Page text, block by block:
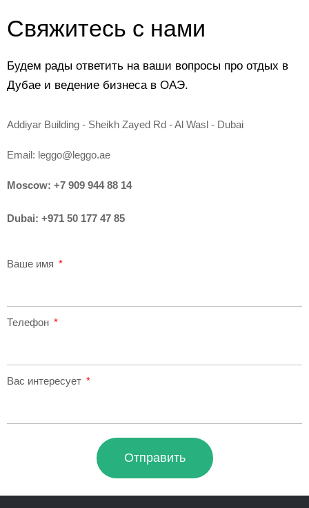
Свяжитесь с нами
Будем рады ответить на ваши вопросы про отдых в
Дубае и ведение бизнеса в ОАЭ.
Addiyar Building - Sheikh Zayed Rd - Al Wasl - Dubai
Email: leggo@leggo.ae
Moscow: +7 909 944 88 14
Dubai: +971 50 177 47 85
Ваше имя
Телефон
Вас интересует
Отправить